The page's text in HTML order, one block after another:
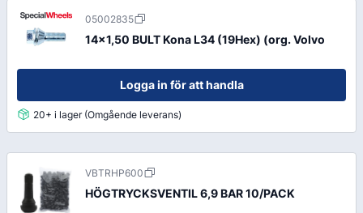
05002835
14x1,50 BULT Kona L34 (19Hex) (org. Volvo
Logga in för att handla
20+ i lager (Omgående leverans)
VBTRHP600
HÖGTRYCKSVENTIL 6,9 BAR 10/PACK